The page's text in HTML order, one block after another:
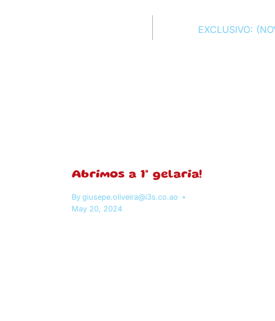
EXCLUSIVO:
Abrimos a 1ª gelaria!
By giusepe.oliveira@i3s.co.ao
May 20, 2024